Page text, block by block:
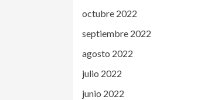
octubre 2022
septiembre 2022
agosto 2022
julio 2022
junio 2022